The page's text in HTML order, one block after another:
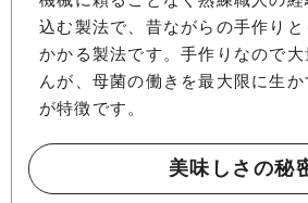
込む製法で、昔ながらの手作りと
かかる製法です。手作りなので
んが、母菌の働きを最大限に生
が特徴です。
美味しさの秘